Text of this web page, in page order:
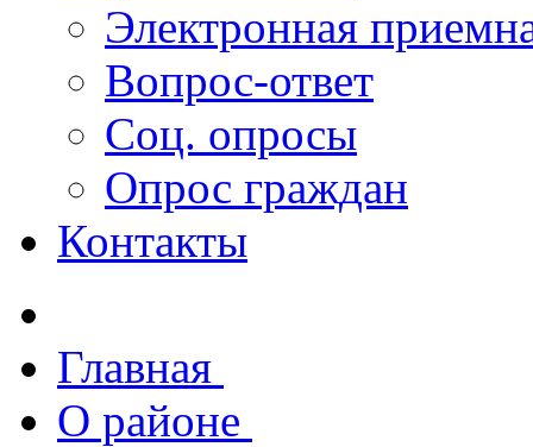
Электронная
Вопрос-ответ
Соц. опросы
Опрос граждан
Контакты
Главная
О районе